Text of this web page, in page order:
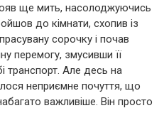
ще мить, насолоджуючись
до кімнати, схопив із
сорочку і почав
перемогу, змусивши її
транспорт. Але десь на
неприємне почуття, що
важливіше. Він просто